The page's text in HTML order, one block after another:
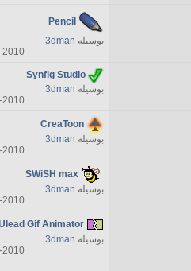
Pencil
بوسیله 3dman
2010
Synfig Studio
بوسیله 3dman
2010
CreaToon
بوسیله 3dman
2010
SWiSH max
بوسیله 3dman
2010
Gif Animator
بوسیله 3dman
2010